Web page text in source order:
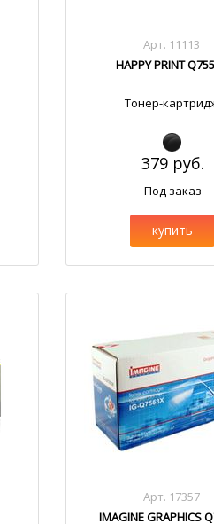
Арт. 11113
HAPPY PRINT
Тонер-
379 руб.
Под заказ
купить
Арт. 17357
IMAGINE GRAPHICS